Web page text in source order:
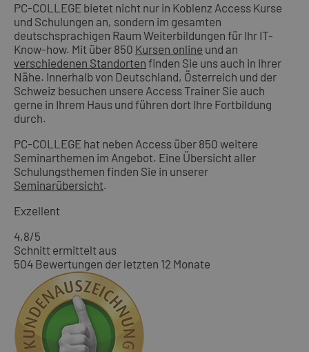
PC-COLLEGE bietet nicht nur in Koblenz Access Kurse
und Schulungen an, sondern im gesamten
deutschsprachigen Raum Weiterbildungen für Ihr IT-
Know-how. Mit über 850 Kursen online und an
verschiedenen Standorten finden Sie uns auch in Ihrer
Nähe. Innerhalb von Deutschland, Österreich und der
Schweiz besuchen unsere Access Trainer Sie auch
gerne in Ihrem Haus und führen dort Ihre Fortbildung
durch.
PC-COLLEGE hat neben Access über 850 weitere
Seminarthemen im Angebot. Eine Übersicht aller
Schulungsthemen finden Sie in unserer
Seminarübersicht.
Exzellent
4,8/5
Schnitt ermittelt aus
504 Bewertungen der letzten 12 Monate